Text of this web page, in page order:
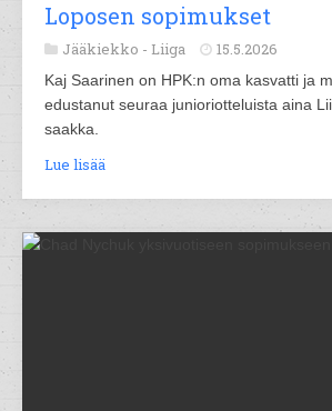
Loposen sopimukset
Jääkiekko - Liiga 15.5.2026
Kaj Saarinen on HPK:n oma kasvatti ja
edustanut seuraa junioriotteluista aina
saakka.
Lue lisää